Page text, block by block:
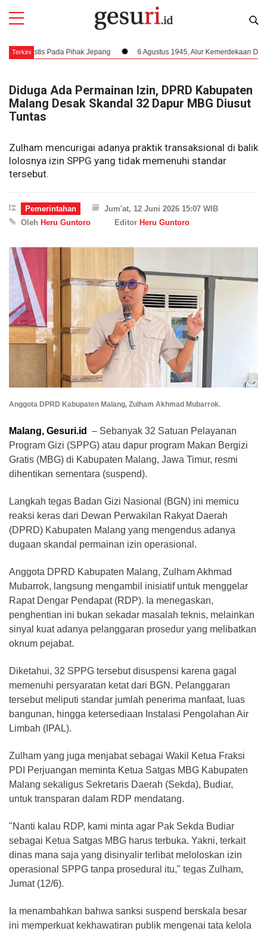
Terkini
Pada Pihak Jepang 6 Agustus 1945, Alur Kemerdekaan Dipercepat:
Diduga Ada Permainan Izin, DPRD Kabupaten
Malang Desak Skandal 32 Dapur MBG Diusut
Tuntas
Zulham mencurigai adanya praktik transaksional di balik
lolosnya izin SPPG yang tidak memenuhi standar
tersebut.
Pemerintahan
Jum'at, 12 Juni 2026 15:07 WIB
Oleh Heru Guntoro Editor Heru Guntoro
​Anggota DPRD Kabupaten Malang, Zulham Akhmad Mubarrok.
Malang, Gesuri.id
– Sebanyak 32 Satuan Pelayanan
Program Gizi (SPPG) atau dapur program Makan Bergizi
Gratis (MBG) di Kabupaten Malang, Jawa Timur, resmi
dihentikan sementara (suspend).
Langkah tegas Badan Gizi Nasional (BGN) ini memicu
reaksi keras dari Dewan Perwakilan Rakyat Daerah
(DPRD) Kabupaten Malang yang mengendus adanya
dugaan skandal permainan izin operasional.
​Anggota DPRD Kabupaten Malang, Zulham Akhmad
Mubarrok, langsung mengambil inisiatif untuk menggelar
Rapat Dengar Pendapat (RDP). Ia menegaskan,
penghentian ini bukan sekadar masalah teknis, melainkan
sinyal kuat adanya pelanggaran prosedur yang melibatkan
oknum pejabat.
​Diketahui, 32 SPPG tersebut disuspensi karena gagal
memenuhi persyaratan ketat dari BGN. Pelanggaran
tersebut meliputi standar jumlah penerima manfaat, luas
bangunan, hingga ketersediaan Instalasi Pengolahan Air
Limbah (IPAL).
​Zulham yang juga menjabat sebagai Wakil Ketua Fraksi
PDI Perjuangan meminta Ketua Satgas MBG Kabupaten
Malang sekaligus Sekretaris Daerah (Sekda), Budiar,
untuk transparan dalam RDP mendatang.
​"Nanti kalau RDP, kami minta agar Pak Sekda Budiar
sebagai Ketua Satgas MBG harus terbuka. Yakni, terkait
dinas mana saja yang disinyalir terlibat meloloskan izin
operasional SPPG tanpa prosedural itu," tegas Zulham,
Jumat (12/6).
​Ia menambahkan bahwa sanksi suspend berskala besar
ini memperkuat kekhawatiran publik mengenai tata kelola